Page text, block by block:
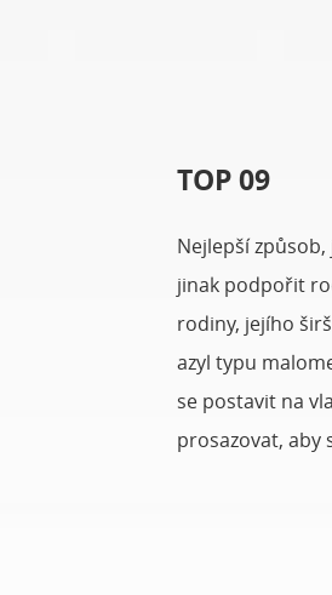
TOP 09
Nejlepší
jinak podpořit
rodiny, jejího
azyl typu
se postavit na
prosazovat, aby